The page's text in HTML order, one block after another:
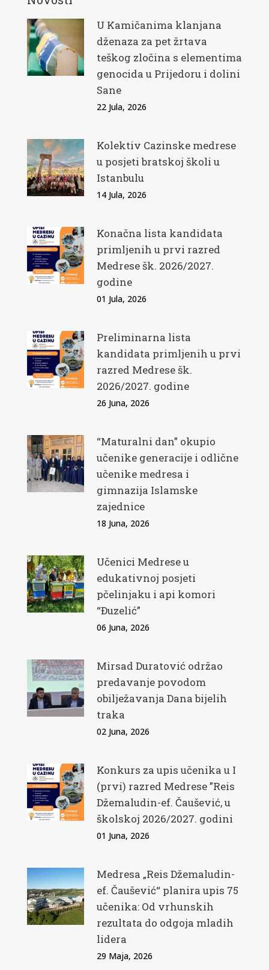
U Kamičanima klanjana
dženaza za pet žrtava
teškog zločina s elementima
genocida u Prijedoru i dolini
Sane
22 Jula, 2026
Kolektiv Cazinske medrese
u posjeti bratskoj školi u
Istanbulu
14 Jula, 2026
Konačna lista kandidata
primljenih u prvi razred
Medrese šk. 2026/2027.
godine
01 Jula, 2026
Preliminarna lista
kandidata primljenih u prvi
razred Medrese šk.
2026/2027. godine
26 Juna, 2026
“Maturalni dan” okupio
učenike generacije i odlične
učenike medresa i
gimnazija Islamske
zajednice
18 Juna, 2026
Učenici Medrese u
edukativnoj posjeti
pčelinjaku i api komori
“Đuzelić”
06 Juna, 2026
Mirsad Duratović održao
predavanje povodom
obilježavanja Dana bijelih
traka
02 Juna, 2026
Konkurs za upis učenika u I
(prvi) razred Medrese ”Reis
Džemaludin-ef. Čaušević, u
školskoj 2026/2027. godini
01 Juna, 2026
Medresa „Reis Džemaludin-
ef. Čaušević“ planira upis 75
učenika: Od vrhunskih
rezultata do odgoja mladih
lidera
29 Maja, 2026